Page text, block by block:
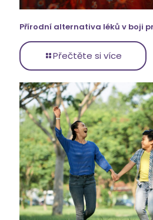
Přírodní alternativa léků v boji
Přečtěte si více